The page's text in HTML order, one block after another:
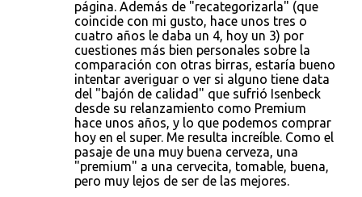
página. Además de "recategorizarla" (que
coincide con mi gusto, hace unos tres o
cuatro años le daba un 4, hoy un 3) por
cuestiones más bien personales sobre la
comparación con otras birras, estaría bueno
intentar averiguar o ver si alguno tiene data
del "bajón de calidad" que sufrió Isenbeck
desde su relanzamiento como Premium
hace unos años, y lo que podemos comprar
hoy en el super. Me resulta increíble. Como el
pasaje de una muy buena cerveza, una
"premium" a una cervecita, tomable, buena,
pero muy lejos de ser de las mejores.